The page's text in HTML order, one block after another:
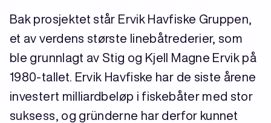
Bak prosjektet står Ervik Havfiske Gruppen,
et av verdens største linebåtrederier, som
ble grunnlagt av Stig og Kjell Magne Ervik på
1980-tallet. Ervik Havfiske har de siste årene
investert milliardbeløp i fiskebåter med stor
suksess, og gründerne har derfor kunnet